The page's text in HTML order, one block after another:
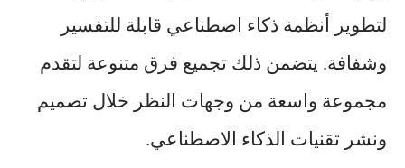
لتطوير أنظمة ذكاء اصطناعي قابلة للتفسير
وشفافة. يتضمن ذلك تجميع فرق متنوعة لتقدم
مجموعة واسعة من وجهات النظر خلال تصميم
ونشر تقنيات الذكاء الاصطناعي.